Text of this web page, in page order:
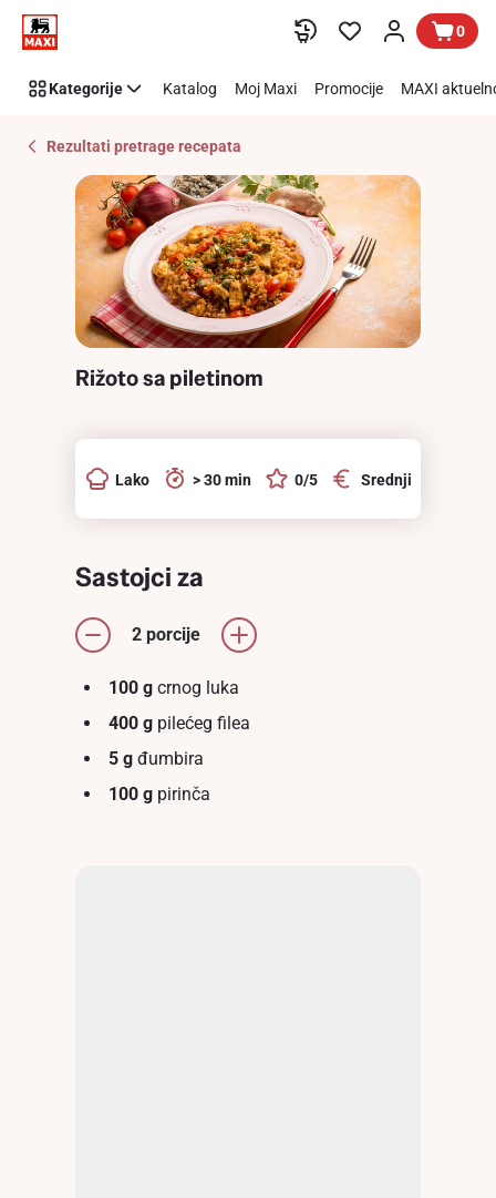
Preskoči link
Recipe
Details
0
Kategorije Katalog Moj Maxi Promocije MAXI
Rezultati pretrage recepata
Rižoto sa piletinom
Lako > 30 min 0/5 Srednji
Sastojci za
2 porcije
100 g crnog luka
400 g pilećeg filea
5 g đumbira
100 g pirinča